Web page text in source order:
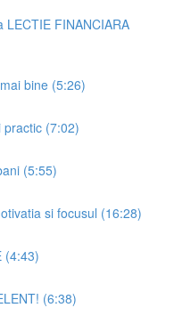
FINANCIARA
bine (5:26)
(7:02)
(5:55)
si focusul (16:28)
(4:43)
(6:38)